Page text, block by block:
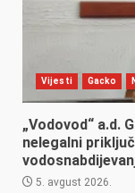
Vijesti Gacko
„Vodovod“ a.d.
nelegalni
5. avgust 2026.